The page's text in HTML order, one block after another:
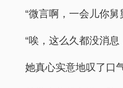
“微言啊，一会儿你
“唉，这么久都没消
她真心实意地叹了口